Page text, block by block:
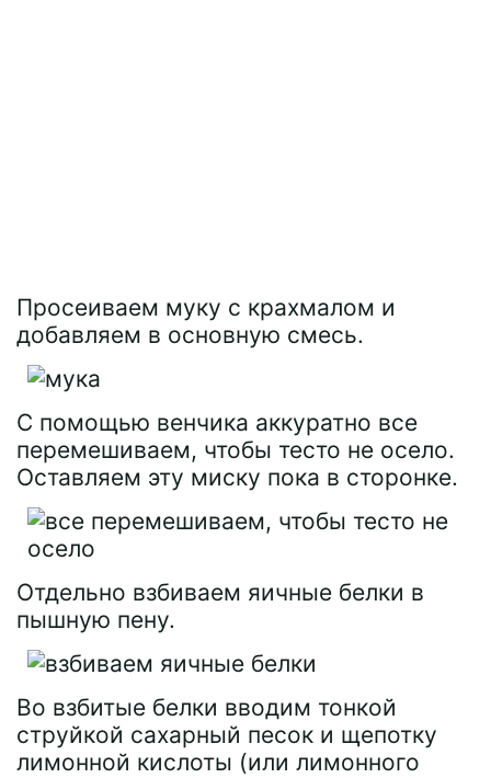
Просеиваем муку с крахмалом и
добавляем в основную смесь.
С помощью венчика аккуратно все
перемешиваем, чтобы тесто не осело.
Оставляем эту миску пока в сторонке.
Отдельно взбиваем яичные белки в
пышную пену.
Во взбитые белки вводим тонкой
струйкой сахарный песок и щепотку
лимонной кислоты (или лимонного